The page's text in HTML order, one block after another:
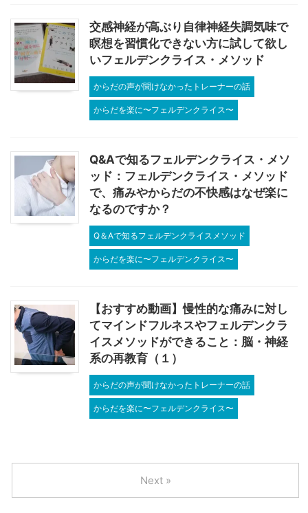
交感神経が高ぶり自律神経失調気味で
瞑想を習慣化できない方に試して欲し
いフェルデンクライス・メソッド
からだの声が聞けなかったトレーナーの話
からだを楽に〜フェルデンクライス〜
Q&Aで知るフェルデンクライス・メソ
ッド：フェルデンクライス・メソッド
で、痛みやからだの不快感はなぜ楽に
なるのですか？
Q＆Aで知るフェルデンクライスメソッド
からだを楽に〜フェルデンクライス〜
【おすすめ動画】慢性的な痛みに対し
てマインドフルネスやフェルデンクラ
イスメソッドができること：脳・神経
系の再教育（１）
からだの声が聞けなかったトレーナーの話
からだを楽に〜フェルデンクライス〜
Next »